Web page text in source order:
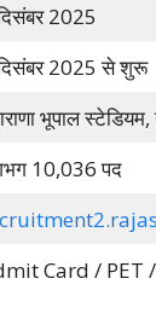
2025
2025 से शुरू
भूपाल
10,036 पद
Card / PET /